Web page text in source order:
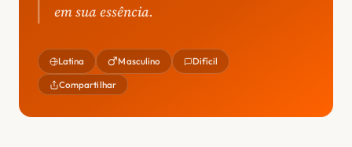
em sua essência.
Latina Masculino Difícil
Compartilhar